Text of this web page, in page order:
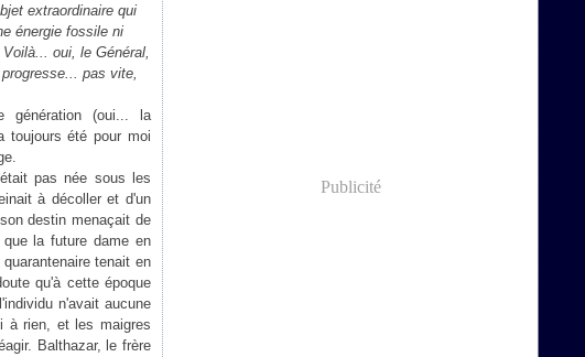
extraordinaire qui
énergie fossile ni
oui, le Général,
pas vite,
génération (oui... la
toujours été pour moi
pas née sous les
à décoller et d'un
destin menaçait de
la future dame en
tenait en
qu'à cette époque
n'avait aucune
à rien, et les maigres
Balthazar, le frère
Publicité